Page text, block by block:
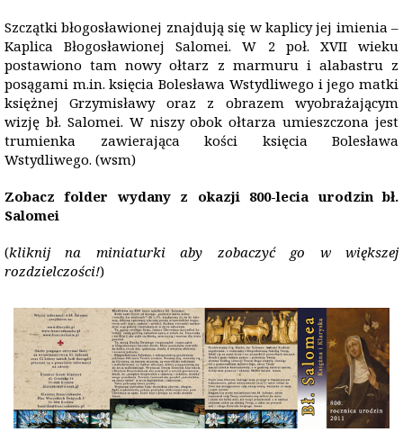
Szczątki błogosławionej znajdują się w kaplicy jej imienia –
Kaplica Błogosławionej Salomei. W 2 poł. XVII wieku
postawiono tam nowy ołtarz z marmuru i alabastru z
posągami m.in. księcia Bolesława Wstydliwego i jego matki
księżnej Grzymisławy oraz z obrazem wyobrażającym
wizję bł. Salomei. W niszy obok ołtarza umieszczona jest
trumienka zawierająca kości księcia Bolesława
Wstydliwego. (wsm)
Zobacz folder wydany z okazji 800-lecia urodzin bł.
Salomei
(kliknij na miniaturki aby zobaczyć go w większej
rozdzielczości!)